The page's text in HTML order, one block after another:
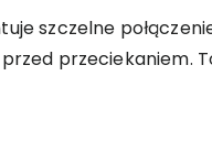
szczelne
przeciekaniem.